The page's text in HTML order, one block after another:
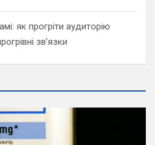
як прогріти аудиторію
зв’язки